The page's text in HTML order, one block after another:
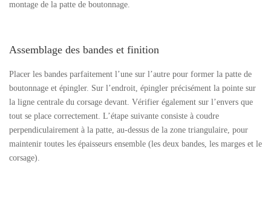
montage de la patte de boutonnage.
Assemblage des bandes et finition
Placer les bandes parfaitement l’une sur l’autre pour former la patte de
boutonnage et épingler. Sur l’endroit, épingler précisément la pointe sur
la ligne centrale du corsage devant. Vérifier également sur l’envers que
tout se place correctement. L’étape suivante consiste à coudre
perpendiculairement à la patte, au-dessus de la zone triangulaire, pour
maintenir toutes les épaisseurs ensemble (les deux bandes, les marges et le
corsage).